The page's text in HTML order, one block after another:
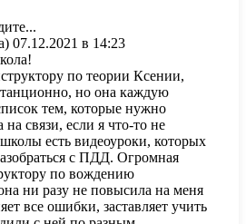
07.12.2021 в 14:23
по теории Ксении,
но она каждую
тем, которые нужно
на связи, если я что-то не
есть видеоуроки, которых
с ПДД. Огромная
по вождению
ни разу не повысила на меня
все ошибки, заставляет учить